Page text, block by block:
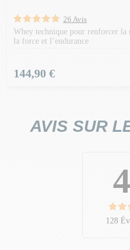
26 Avis
Whey technique pour renforcer la
la force et l’endurance
Prix
144,90 €
AVIS SUR
128